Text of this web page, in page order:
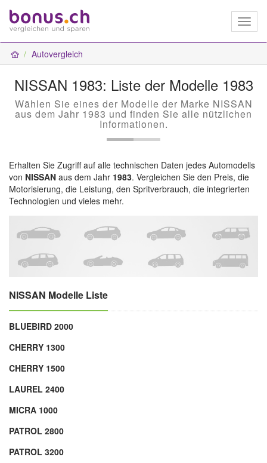
Autovergleich
NISSAN 1983: Liste der Modelle 1983
Wählen Sie eines der Modelle der Marke NISSAN
aus dem Jahr 1983 und finden Sie alle nützlichen
Informationen.
Erhalten Sie Zugriff auf alle technischen Daten jedes Automodells
von NISSAN aus dem Jahr 1983. Vergleichen Sie den Preis, die
Motorisierung, die Leistung, den Spritverbrauch, die integrierten
Technologien und vieles mehr.
NISSAN Modelle Liste
BLUEBIRD 2000
CHERRY 1300
CHERRY 1500
LAUREL 2400
MICRA 1000
PATROL 2800
PATROL 3200